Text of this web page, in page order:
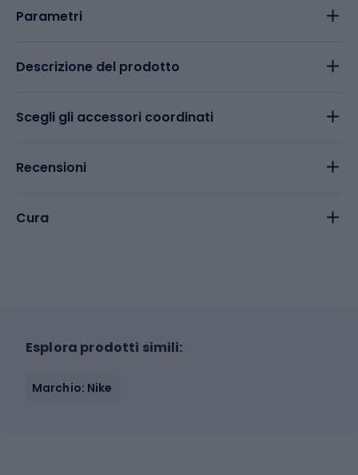
Parametri
Descrizione del prodotto
Scegli gli accessori coordinati
Recensioni
Cura
Esplora prodotti simili:
Marchio: Nike